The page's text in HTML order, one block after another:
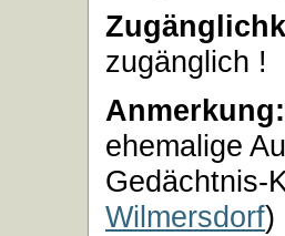
zugänglich !
Anmerkung:
ehemalige
Gedächtnis-
Wilmersdorf)